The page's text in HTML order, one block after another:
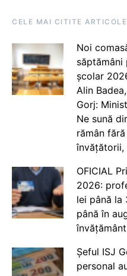
CELE MAI CITITE ARTICOLE
Noi
săptămâni
școlar
Alin
Gorj:
Ne sună
rămân
învățătorii,
OFICIAL
2026:
lei până la
până în
învățământ
Șeful ISJ
personal